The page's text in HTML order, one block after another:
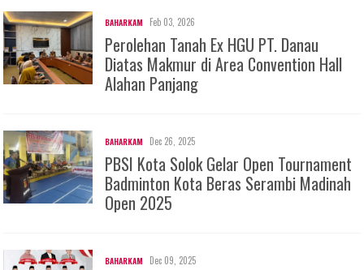
BAHARKAM Feb 03, 2026
Perolehan Tanah Ex HGU PT. Danau
Diatas Makmur di Area Convention Hall
Alahan Panjang
BAHARKAM Dec 26, 2025
PBSI Kota Solok Gelar Open Tournament
Badminton Kota Beras Serambi Madinah
Open 2025
BAHARKAM Dec 09, 2025